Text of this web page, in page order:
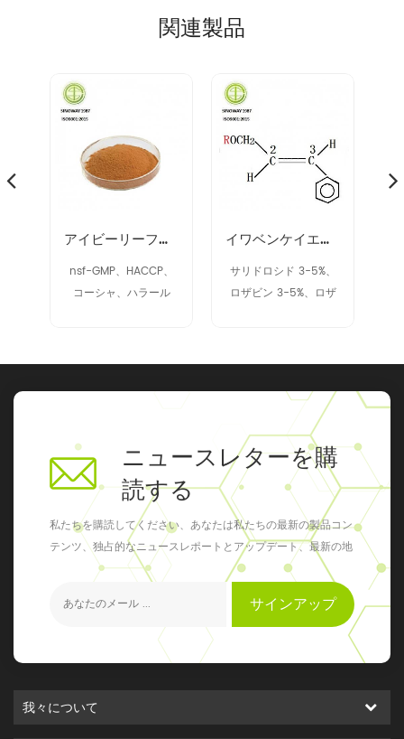
関連製品
アイビーリーフエキス
nsf-GMP、HACCP、
コーシャ、ハラール
イワベンケイエキス 97404-52-9
サリドロシド 3-5%、
ロザビン 3-5%、ロザ
ニュースレターを購
読する
私たちを購読してください、あなたは私たちの最新の製品コン
テンツ、独占的なニュースレポートとアップデート、最新の地
元のイベントを得ることができます
サインアップ
我々について